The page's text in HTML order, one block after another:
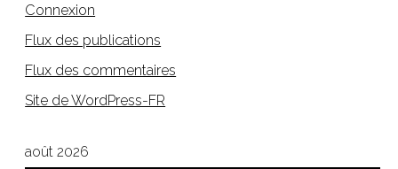
Connexion
Flux des publications
Flux des commentaires
Site de WordPress-FR
août 2026